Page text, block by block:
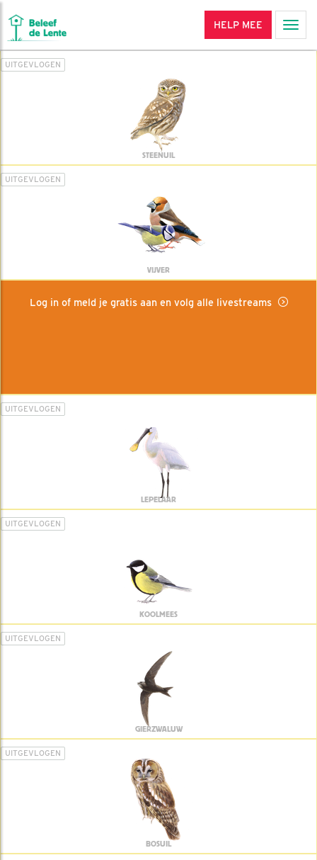
HELP MEE
UITGEVLOGEN
STEENUIL
UITGEVLOGEN
VIJVER
Log in of meld je gratis aan en volg alle livestreams
UITGEVLOGEN
LEPELAAR
UITGEVLOGEN
KOOLMEES
UITGEVLOGEN
GIERZWALUW
UITGEVLOGEN
BOSUIL